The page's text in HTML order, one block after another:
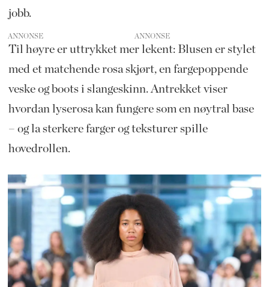
jobb.
ANNONSE
Til høyre er uttrykket mer lekent: Blusen er stylet
med et matchende rosa skjørt, en fargepoppende
veske og boots i slangeskinn. Antrekket viser
hvordan lyserosa kan fungere som en nøytral base
– og la sterkere farger og teksturer spille
hovedrollen.